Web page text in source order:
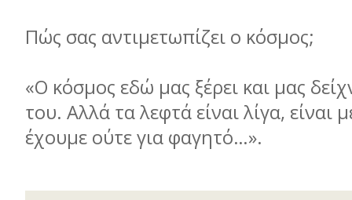
Πώς σας αντιμετωπίζει ο κόσμος;
«Ο κόσμος εδώ μας ξέρει και μας
του. Αλλά τα λεφτά είναι λίγα, είναι
έχουμε ούτε για φαγητό…».